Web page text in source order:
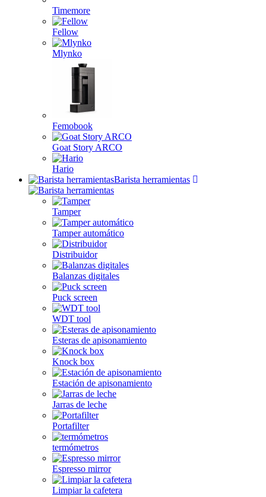
Timemore
Fellow
Mlynko
Femobook
Goat Story ARCO
Hario
Barista herramientas
Tamper
Tamper automático
Distribuidor
Balanzas digitales
Puck screen
WDT tool
Esteras de apisonamiento
Knock box
Estación de apisonamiento
Jarras de leche
Portafilter
termómetros
Espresso mirror
Limpiar la cafetera